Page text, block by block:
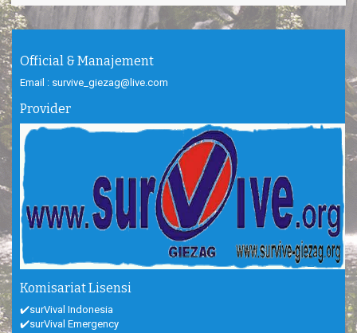
Official & Manajement
Email : survive_giezag@live.com
Provider
Komisariat Lisensi
✔️surVival Indonesia
✔️surVival Emergency